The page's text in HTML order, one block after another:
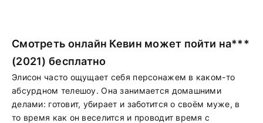
Смотреть онлайн Кевин может пойти на***
(2021) бесплатно
Элисон часто ощущает себя персонажем в каком-то
абсурдном телешоу. Она занимается домашними
делами: готовит, убирает и заботится о своём муже, в
то время как он веселится и проводит время с